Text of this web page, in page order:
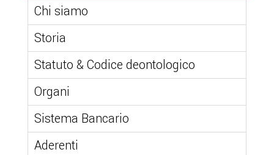
Chi siamo
Storia
Statuto & Codice deontologico
Organi
Sistema Bancario
Aderenti